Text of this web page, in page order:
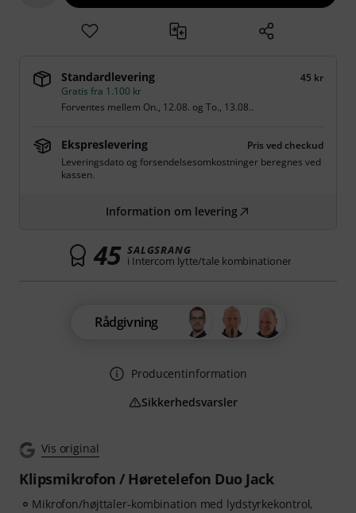
Vis original
Klipsmikrofon / Høretelefon Duo Jack
Mikrofon/højttaler-kombination med lydstyrkekontrol,
Standardlevering
45 kr
Gratis fra 1.100 kr
Forventes mellem On., 12.08. og To., 13.08..
Ekspreslevering
Pris ved checkud
Leveringsdato og forsendelsesomkostninger beregnes ved
kassen.
Information om levering
45 SALGSRANG
i Intercom lytte/tale kombinationer
Rådgivning
Producentinformation
Sikkerhedsvarsler